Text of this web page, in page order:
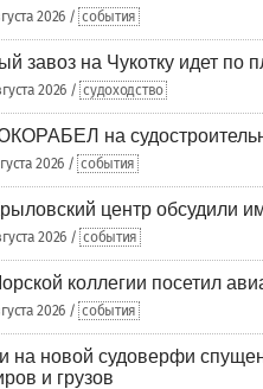
2026 / события
завоз на Чукотку идет по
2026 / судоходство
на
2026 / события
центр обсудили
2026 / события
коллегии посетил
2026 / события
на новой судоверфи
и грузов